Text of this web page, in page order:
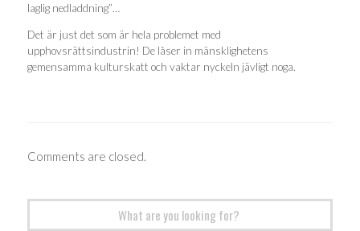
laglig nedladdning”…
Det är just det som är hela problemet med
upphovsrättsindustrin! De låser in mänsklighetens
gemensamma kulturskatt och vaktar nyckeln jävligt noga.
Comments are closed.